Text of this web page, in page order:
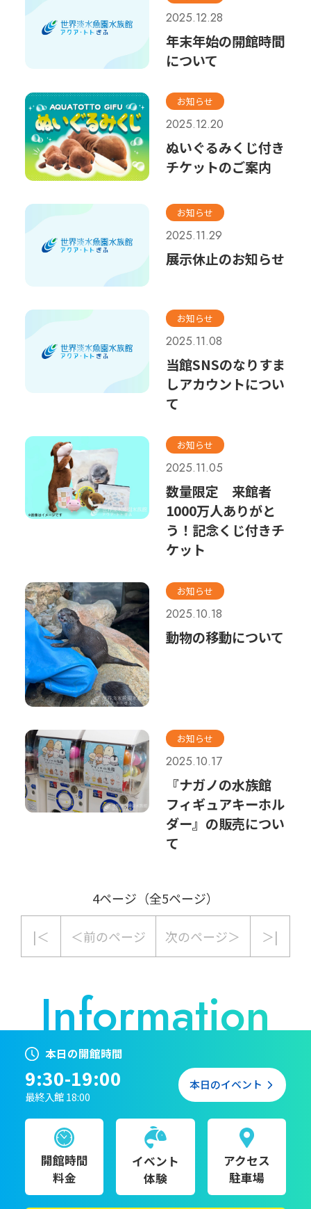
2025.12.28
年末年始の開館時間
について
お知らせ
2025.12.20
ぬいぐるみくじ付き
チケットのご案内
お知らせ
2025.11.29
展示休止のお知らせ
お知らせ
2025.11.08
当館SNSのなりすま
しアカウントについ
て
お知らせ
2025.11.05
数量限定 来館者
1000万人ありがと
う！記念くじ付きチ
ケット
お知らせ
2025.10.18
動物の移動について
お知らせ
2025.10.17
『ナガノの水族館
フィギュアキーホル
ダー』の販売につい
て
4ページ（全5ページ）
|＜ ＜前のページ 次のページ＞ ＞|
本日の開館時間
9:30-19:00
最終入館 18:00
本日のイベント
開館時間
料金
イベント
体験
アクセス
駐車場